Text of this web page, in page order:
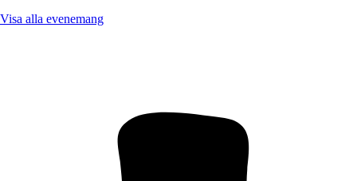
Visa alla evenemang